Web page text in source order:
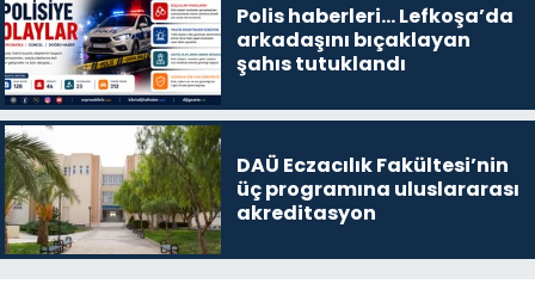
Polis haberleri… Lefkoşa’da
arkadaşını bıçaklayan
şahıs tutuklandı
DAÜ Eczacılık Fakültesi’nin
üç programına uluslararası
akreditasyon